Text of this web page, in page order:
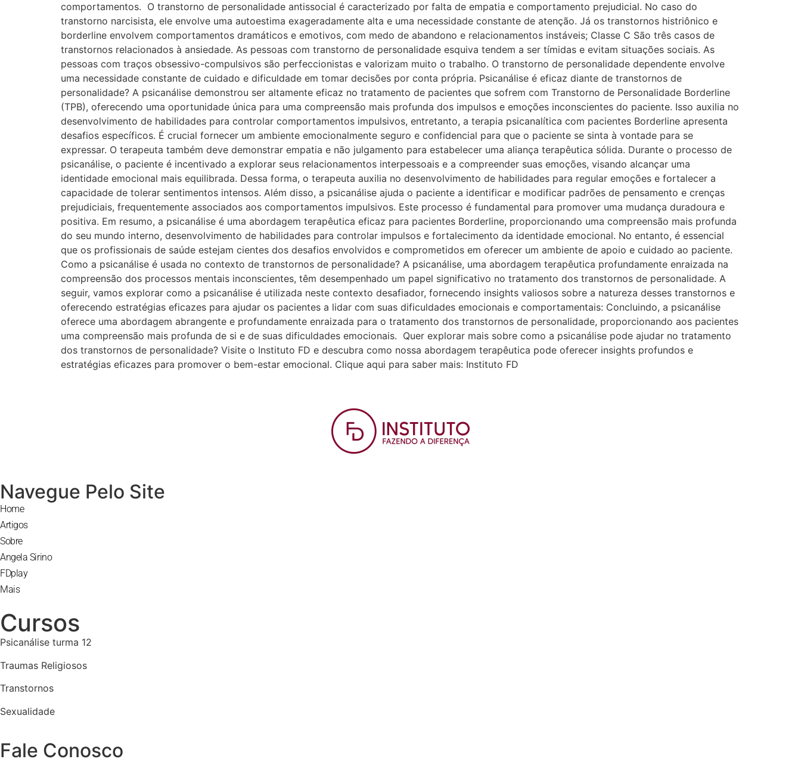
comportamentos. O transtorno de personalidade antissocial é caracterizado por falta de empatia e comportamento prejudicial. No caso do
transtorno narcisista, ele envolve uma autoestima exageradamente alta e uma necessidade constante de atenção. Já os transtornos histriônico e
borderline envolvem comportamentos dramáticos e emotivos, com medo de abandono e relacionamentos instáveis; Classe C São três casos de
transtornos relacionados à ansiedade. As pessoas com transtorno de personalidade esquiva tendem a ser tímidas e evitam situações sociais. As
pessoas com traços obsessivo-compulsivos são perfeccionistas e valorizam muito o trabalho. O transtorno de personalidade dependente envolve
uma necessidade constante de cuidado e dificuldade em tomar decisões por conta própria. Psicanálise é eficaz diante de transtornos de
personalidade? A psicanálise demonstrou ser altamente eficaz no tratamento de pacientes que sofrem com Transtorno de Personalidade Borderline
(TPB), oferecendo uma oportunidade única para uma compreensão mais profunda dos impulsos e emoções inconscientes do paciente. Isso auxilia no
desenvolvimento de habilidades para controlar comportamentos impulsivos, entretanto, a terapia psicanalítica com pacientes Borderline apresenta
desafios específicos. É crucial fornecer um ambiente emocionalmente seguro e confidencial para que o paciente se sinta à vontade para se
expressar. O terapeuta também deve demonstrar empatia e não julgamento para estabelecer uma aliança terapêutica sólida. Durante o processo de
psicanálise, o paciente é incentivado a explorar seus relacionamentos interpessoais e a compreender suas emoções, visando alcançar uma
identidade emocional mais equilibrada. Dessa forma, o terapeuta auxilia no desenvolvimento de habilidades para regular emoções e fortalecer a
capacidade de tolerar sentimentos intensos. Além disso, a psicanálise ajuda o paciente a identificar e modificar padrões de pensamento e crenças
prejudiciais, frequentemente associados aos comportamentos impulsivos. Este processo é fundamental para promover uma mudança duradoura e
positiva. Em resumo, a psicanálise é uma abordagem terapêutica eficaz para pacientes Borderline, proporcionando uma compreensão mais profunda
do seu mundo interno, desenvolvimento de habilidades para controlar impulsos e fortalecimento da identidade emocional. No entanto, é essencial
que os profissionais de saúde estejam cientes dos desafios envolvidos e comprometidos em oferecer um ambiente de apoio e cuidado ao paciente.
Como a psicanálise é usada no contexto de transtornos de personalidade? A psicanálise, uma abordagem terapêutica profundamente enraizada na
compreensão dos processos mentais inconscientes, têm desempenhado um papel significativo no tratamento dos transtornos de personalidade. A
seguir, vamos explorar como a psicanálise é utilizada neste contexto desafiador, fornecendo insights valiosos sobre a natureza desses transtornos e
oferecendo estratégias eficazes para ajudar os pacientes a lidar com suas dificuldades emocionais e comportamentais: Concluindo, a psicanálise
oferece uma abordagem abrangente e profundamente enraizada para o tratamento dos transtornos de personalidade, proporcionando aos pacientes
uma compreensão mais profunda de si e de suas dificuldades emocionais. Quer explorar mais sobre como a psicanálise pode ajudar no tratamento
dos transtornos de personalidade? Visite o Instituto FD e descubra como nossa abordagem terapêutica pode oferecer insights profundos e
estratégias eficazes para promover o bem-estar emocional. Clique aqui para saber mais: Instituto FD
Navegue Pelo Site
Home
Artigos
Sobre
Angela Sirino
FDplay
Mais
Cursos
Psicanálise turma 12
Traumas Religiosos
Transtornos
Sexualidade
Fale Conosco